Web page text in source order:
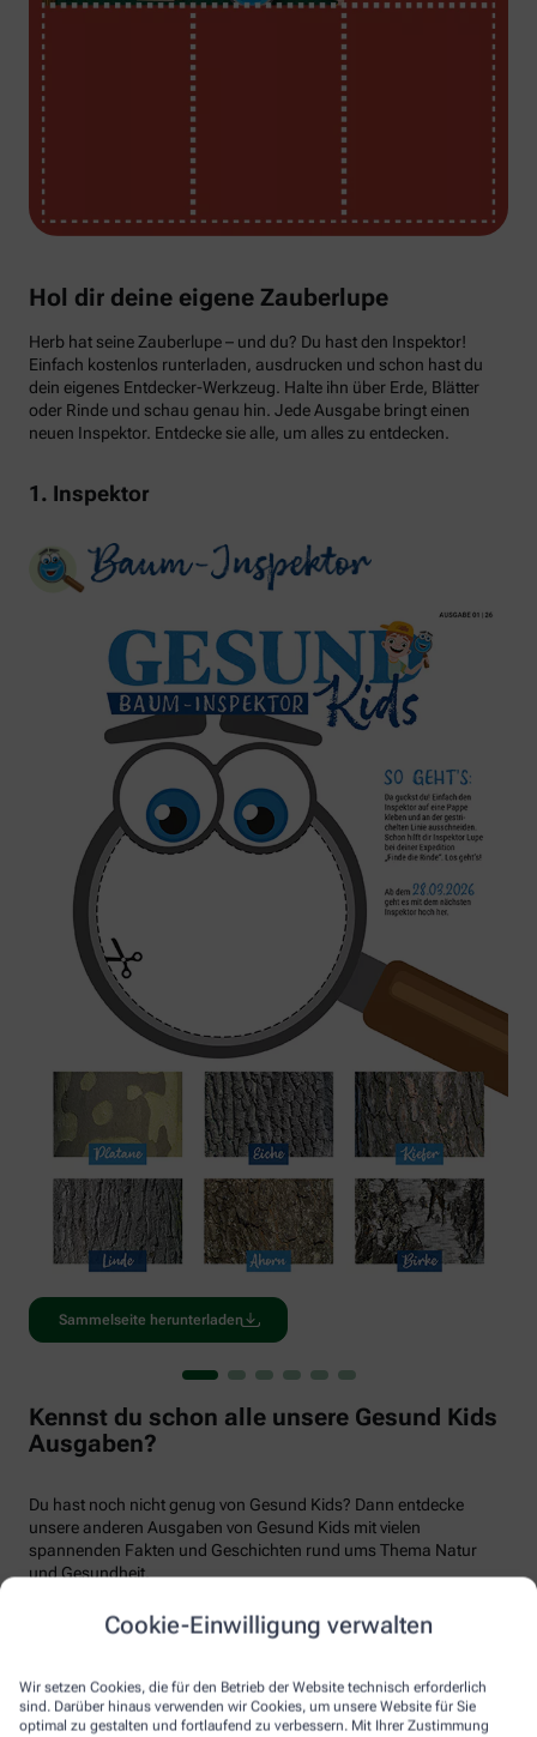
Cookie-Einwilligung verwalten
Wir setzen Cookies, die für den Betrieb der Website technisch erforderlich
sind. Darüber hinaus verwenden wir Cookies, um unsere Website für Sie
optimal zu gestalten und fortlaufend zu verbessern. Mit Ihrer Zustimmung
Hol dir deine eigene Zauberlupe
Herb hat seine Zauberlupe – und du? Du hast den Inspektor!
Einfach kostenlos runterladen, ausdrucken und schon hast du
dein eigenes Entdecker-Werkzeug. Halte ihn über Erde, Blätter
oder Rinde und schau genau hin. Jede Ausgabe bringt einen
neuen Inspektor. Entdecke sie alle, um alles zu entdecken.
1. Inspektor
Sammelseite herunterladen
Kennst du schon alle unsere Gesund Kids
Ausgaben?
Du hast noch nicht genug von Gesund Kids? Dann entdecke
unsere anderen Ausgaben von Gesund Kids mit vielen
spannenden Fakten und Geschichten rund ums Thema Natur
und Gesundheit.